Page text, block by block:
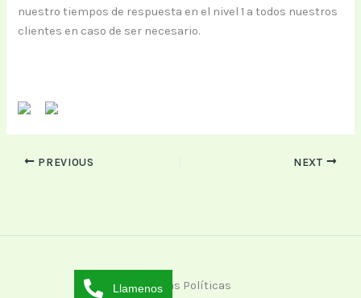
nuestro tiempos de respuesta en el nivel 1 a todos nuestros
clientes en caso de ser necesario.
PREVIOUS NEXT
Nuestras Políticas
Llamenos